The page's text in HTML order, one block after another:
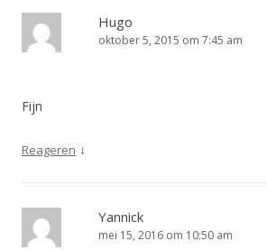
Hugo
oktober 5, 2015 om 7:45 am
Fijn
Reageren ↓
Yannick
mei 15, 2016 om 10:50 am